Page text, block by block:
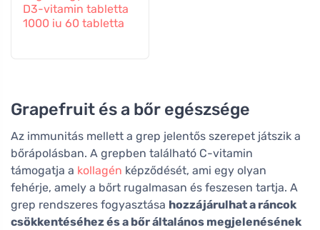
D3-vitamin tabletta
1000 iu 60 tabletta
Grapefruit és a bőr egészsége
Az immunitás mellett a grep jelentős szerepet játszik a
bőrápolásban. A grepben található C-vitamin
támogatja a kollagén képződését, ami egy olyan
fehérje, amely a bőrt rugalmasan és feszesen tartja. A
grep rendszeres fogyasztása hozzájárulhat a ráncok
csökkentéséhez és a bőr általános megjelenésének